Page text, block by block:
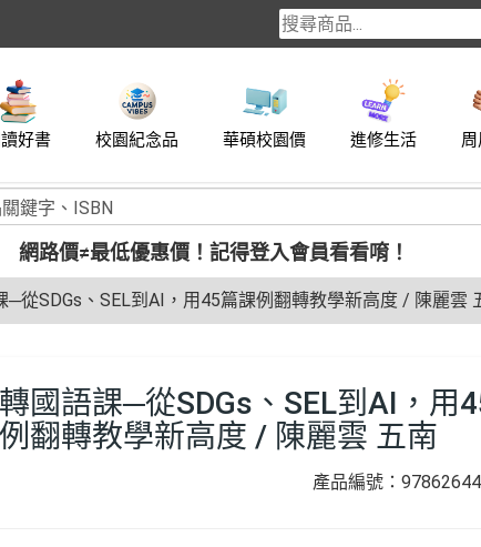
好書 校園紀念品 華碩校園價 進修生活
網路價≠最低優惠價！ 記得登入會員看看唷！
─從SDGs、SEL到AI，用45篇課例翻轉教學新高度 / 陳麗雲
國語課─從SDGs、SEL到AI，用
翻轉教學新高度 / 陳麗雲 五南
產品編號：